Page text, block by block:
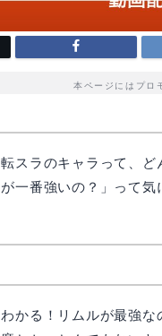
本ページにはプロ
転スラのキャラって、
が一番強いの？」って気
わかる！リムルが最強